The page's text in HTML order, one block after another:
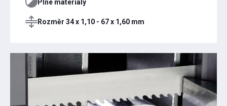
Plné materiály
Rozměr 34 x 1,10 - 67 x 1,60 mm